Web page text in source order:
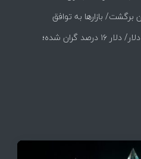
تومان برگشت/ بازارها به توافق
نشان دادند؟اظهارات همتی درباره دلار/ دلار ۱۶ درصد گران شده؛